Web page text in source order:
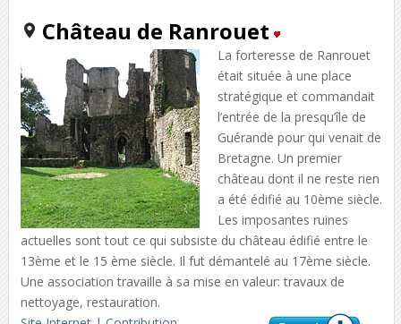
Château de Ranrouet
La forteresse de Ranrouet
était située à une place
stratégique et commandait
l’entrée de la presqu’île de
Guérande pour qui venait de
Bretagne. Un premier
château dont il ne reste rien
a été édifié au 10ème siècle.
Les imposantes ruines
actuelles sont tout ce qui subsiste du château édifié entre le
13ème et le 15 ème siècle. Il fut démantelé au 17ème siècle.
Une association travaille à sa mise en valeur: travaux de
nettoyage, restauration.